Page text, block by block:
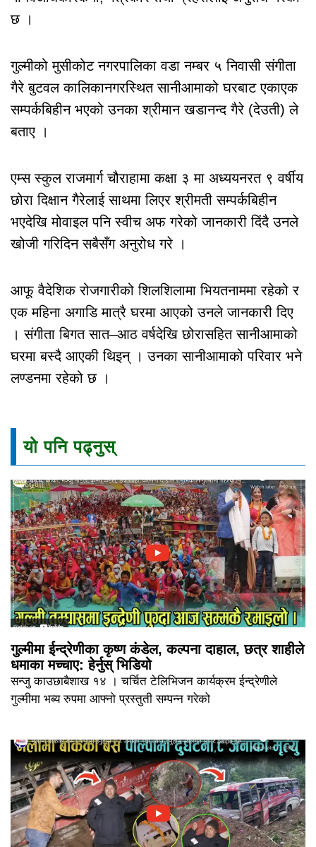
छ ।
गुल्मीको मुसीकोट नगरपालिका वडा नम्बर ५ निवासी संगीता
गैरे बुटवल कालिकानगरस्थित सानीआमाको घरबाट एकाएक
सम्पर्कबिहीन भएको उनका श्रीमान खडानन्द गैरे (देउती) ले
बताए ।
एम्स स्कुल राजमार्ग चौराहामा कक्षा ३ मा अध्ययनरत ९ वर्षीय
छोरा दिक्षान गैरेलाई साथमा लिएर श्रीमती सम्पर्कबिहीन
भएदेखि मोवाइल पनि स्वीच अफ गरेको जानकारी दिंदै उनले
खोजी गरिदिन सबैसँग अनुरोध गरे ।
आफू वैदेशिक रोजगारीको शिलशिलामा भियतनाममा रहेको र
एक महिना अगाडि मात्रै घरमा आएको उनले जानकारी दिए
। संगीता बिगत सात–आठ वर्षदेखि छोरासहित सानीआमाको
घरमा बस्दै आएकी थिइन् । उनका सानीआमाको परिवार भने
लण्डनमा रहेको छ ।
यो पनि पढ्नुस्
गुल्मीमा ईन्द्रेणीका कृष्ण कंडेल, कल्पना दाहाल, छत्र शाहीले
धमाका मच्चाए: हेर्नुस् भिडियो
सन्जु काउछाबैशाख १४ । चर्चित टेलिभिजन कार्यक्रम ईन्द्रेणीले
गुल्मीमा भब्य रुपमा आफ्नो प्रस्तुती सम्पन्न गरेको